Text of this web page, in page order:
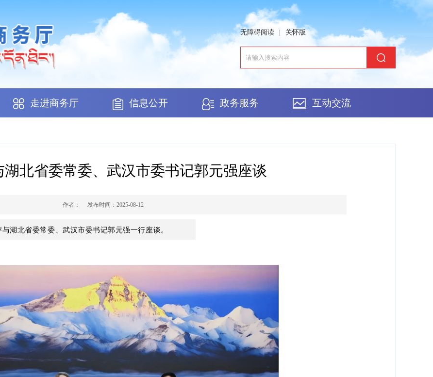
无障碍阅读 关怀版
走进商务厅 信息公开 政务服务 互动交流
湖北省委常委、武汉市委书记郭元强座谈
作者： 发布时间： 2025-08-12
湖北省委常委、武汉市委书记郭元强一行座谈。